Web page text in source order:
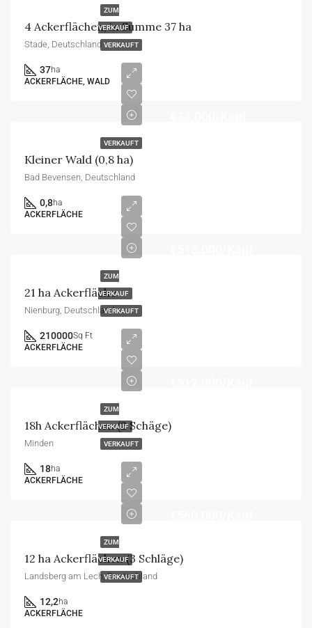
ZUM
VERKAUF
VERKAUFT
4 Ackerflächen, in Summe 37 ha
Stade, Deutschland
37ha
ACKERFLÄCHE, WALD
VERKAUFT
Kleiner Wald (0,8 ha)
Bad Bevensen, Deutschland
0,8ha
ACKERFLÄCHE
ZUM
VERKAUF
VERKAUFT
21 ha Ackerfläche
Nienburg, Deutschland
210000Sq Ft
ACKERFLÄCHE
ZUM
VERKAUF
VERKAUFT
18h Ackerflächen (2 Schäge)
Minden
18ha
ACKERFLÄCHE
ZUM
VERKAUF
VERKAUFT
12 ha Ackerflächen (3 Schläge)
Landsberg am Lech, Deutschland
12,2ha
ACKERFLÄCHE